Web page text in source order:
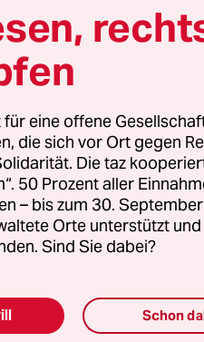
aber bei
„Pro-Choice-
und die persönlichen
vor allem von
Suche nach
sind, wie die Leute
der sich als
anbieten, sprechen
eine offene
die sich vor Ort gegen
Die taz
50 Prozent aller
– bis zum 30.
Orte unterstützt
Sind Sie dabei?
Schon